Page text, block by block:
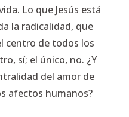
Lo que Jesús está
la radicalidad, que
centro de todos los
sí; el único, no. ¿Y
del amor de
afectos humanos?